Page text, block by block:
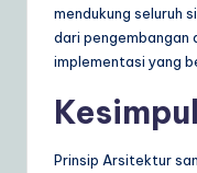
mendukung seluruh
dari pengembangan
implementasi yang
Prinsip Arsitektur